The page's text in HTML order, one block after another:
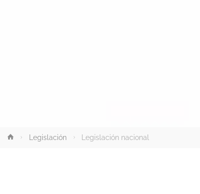
Inicio Legislación Legislación nacional